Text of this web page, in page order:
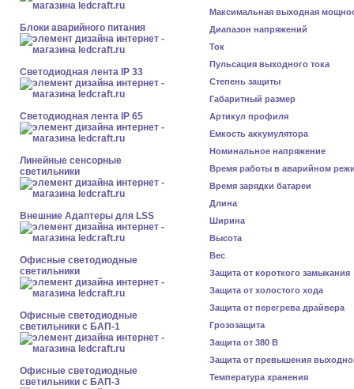
Блоки аварийного питания
Светодиодная лента IP 33
Светодиодная лента IP 65
Линейные сенсорные
светильники
Внешние Адаптеры для LSS
Офисные светодиодные
светильники
Офисные светодиодные
светильники с БАП-1
Офисные светодиодные
светильники с БАП-3
Максимальная выходная
Диапазон напряжений
Ток
Пульсация выходного тока
Степень защиты
Габаритный размер
Артикул профиля
Емкость аккумулятора
Номинальное напряжение
Время работы в аварийном
Время зарядки батареи
Длина
Ширина
Высота
Вес
Защита от короткого замыкания
Защита от холостого хода
Защита от перегрева драйвера
Грозозащита
Защита от 380 В
Защита от превышения
Температура хранения